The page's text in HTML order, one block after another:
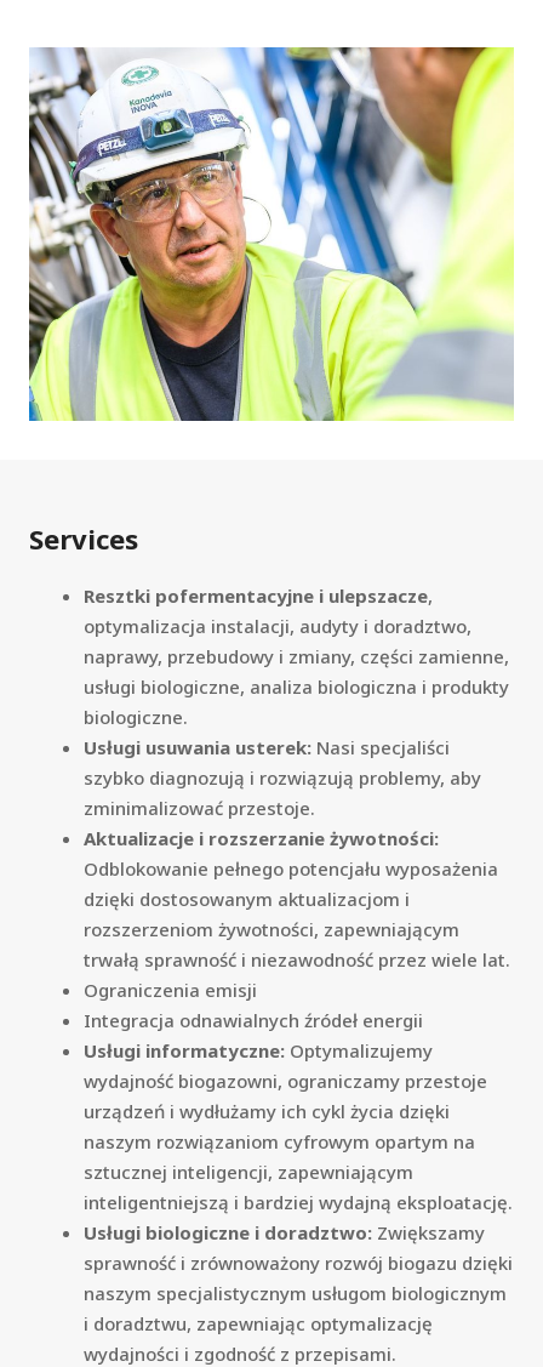
Services
Resztki pofermentacyjne i ulepszacze,
optymalizacja instalacji, audyty i doradztwo,
naprawy, przebudowy i zmiany, części zamienne,
usługi biologiczne, analiza biologiczna i produkty
biologiczne.
Usługi usuwania usterek:Nasi specjaliści
szybko diagnozują i rozwiązują problemy, aby
zminimalizować przestoje.
Aktualizacje i rozszerzanie żywotności:
Odblokowanie pełnego potencjału wyposażenia
dzięki dostosowanym aktualizacjom i
rozszerzeniom żywotności, zapewniającym
trwałą sprawność i niezawodność przez wiele lat.
Ograniczenia emisji
Integracja odnawialnych źródeł energii
Usługi informatyczne:Optymalizujemy
wydajność biogazowni, ograniczamy przestoje
urządzeń i wydłużamy ich cykl życia dzięki
naszym rozwiązaniom cyfrowym opartym na
sztucznej inteligencji, zapewniającym
inteligentniejszą i bardziej wydajną eksploatację.
Usługi biologiczne i doradztwo:Zwiększamy
sprawność i zrównoważony rozwój biogazu dzięki
naszym specjalistycznym usługom biologicznym
i doradztwu, zapewniając optymalizację
wydajności i zgodność z przepisami.